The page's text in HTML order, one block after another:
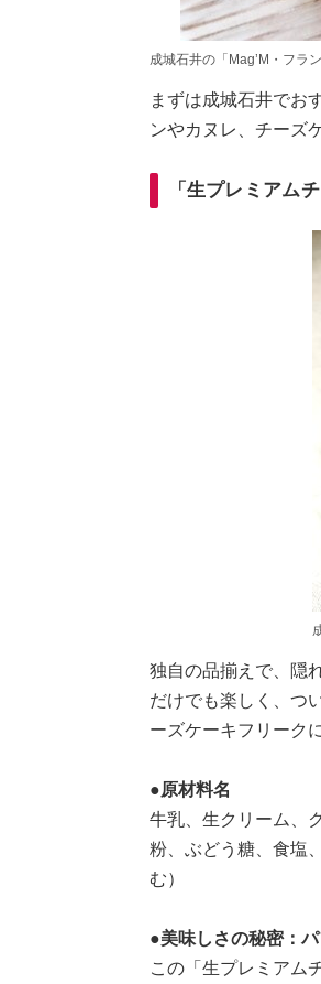
成城石井の「Mag’M・フラ
まずは成城石井でお
ンやカヌレ、チーズ
「生プレミアム
独自の品揃えで、隠
だけでも楽しく、つ
ーズケーキフリーク
●原材料名
牛乳、生クリーム、
粉、ぶどう糖、食塩
む）
●美味しさの秘密：
この「生プレミアム